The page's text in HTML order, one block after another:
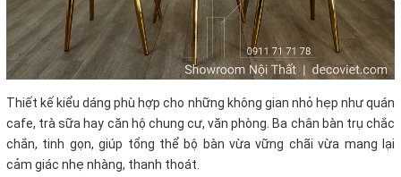
Thiết kế kiểu dáng phù hợp cho những không gian nhỏ hẹp như quán
cafe, trà sữa hay căn hộ chung cư, văn phòng. Ba chân bàn trụ chắc
chắn, tinh gọn, giúp tổng thể bộ bàn vừa vững chãi vừa mang lại
cảm giác nhẹ nhàng, thanh thoát.